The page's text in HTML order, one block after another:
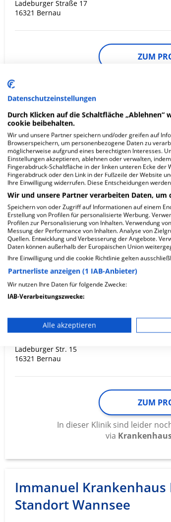
Ladeburger Straße 17
16321 Bernau
ZUM
Oberhavel Kliniken
Hennigsdorf
Marwitzer Straße 91
16761 Hennigsdorf
ZUM
In dieser Klinik sind leider
via
Epilepsieklinik Tabor
Ladeburger Str. 15
16321 Bernau
ZUM
In dieser Klinik sind leider
via
Immanuel Krankenhaus
Standort Wannsee
Datenschutzeinstellungen
Durch Klicken auf die Schaltfläche
cookie beibehalten.
Wir und unsere Partner speichern und/oder greifen auf
Browserspeichern, um personenbezogene Daten zu
möglicherweise aufgrund eines berechtigten Interesses.
Einstellungen akzeptieren, ablehnen oder verwalten,
Fingerabdruck-Schaltfläche in der linken unteren Ecke
Fingerabdruck oder den Link in der Fußzeile der Website
Ihre Einwilligung widerrufen. Diese Entscheidungen
Wir und unsere Partner verarbeiten Daten, um
Speichern von oder Zugriff auf Informationen auf einem
Erstellung von Profilen für personalisierte Werbung.
Profilen zur Personalisierung von Inhalten. Verwendung
Messung der Performance von Inhalten. Analyse von
Quellen. Entwicklung und Verbesserung der Angebote.
Daten können außerhalb der Europäischen Union
Ihre Einwilligung und die cookie Richtlinie gelten
Partnerliste anzeigen (1 IAB-Anbieter)
Wir nutzen Ihre Daten für folgende Zwecke:
IAB-Verarbeitungszwecke:
Verwendung reduzierter Daten zur Auswahl
Erstellung von Profilen für personalisierte
Erstellung von Profilen zur
Verwendung von Profilen zur Auswahl
Messung der Werbeleistung
verschiedenen Quellen
Entwicklung und Verbesserung der Angebote
Alle akzeptieren